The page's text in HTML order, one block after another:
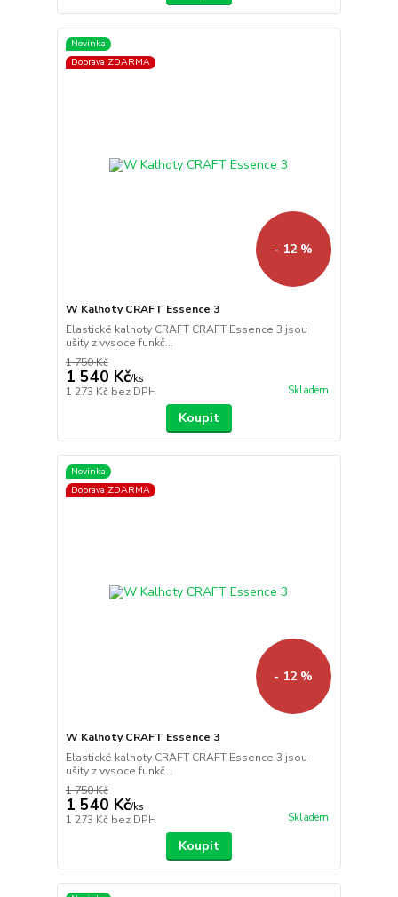
Novinka
Doprava ZDARMA
- 12 %
W Kalhoty CRAFT Essence 3
Elastické kalhoty CRAFT CRAFT Essence 3 jsou
ušity z vysoce funkč...
1 750 Kč
1 540 Kč/ks
1 273 Kč bez DPH Skladem
Koupit
Novinka
Doprava ZDARMA
- 12 %
W Kalhoty CRAFT Essence 3
Elastické kalhoty CRAFT CRAFT Essence 3 jsou
ušity z vysoce funkč...
1 750 Kč
1 540 Kč/ks
1 273 Kč bez DPH Skladem
Koupit